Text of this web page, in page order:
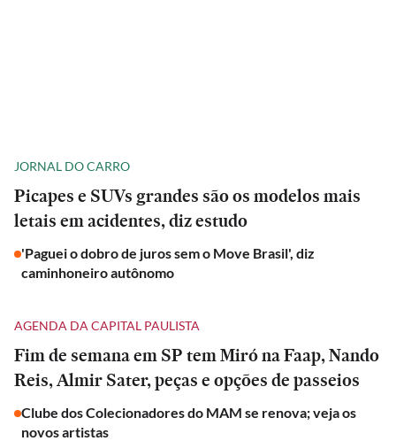
JORNAL DO CARRO
Picapes e SUVs grandes são os modelos mais
letais em acidentes, diz estudo
'Paguei o dobro de juros sem o Move Brasil', diz
caminhoneiro autônomo
AGENDA DA CAPITAL PAULISTA
Fim de semana em SP tem Miró na Faap, Nando
Reis, Almir Sater, peças e opções de passeios
Clube dos Colecionadores do MAM se renova; veja os
novos artistas